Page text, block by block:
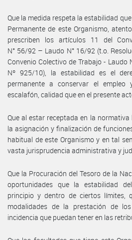
Que la medida respeta la estabilidad
Permanente de este Organismo,
prescriben los artículos 11 del
N° 56/92 – Laudo N° 16/92 (t.o.
Convenio Colectivo de Trabajo - Laudo
Nº 925/10), la estabilidad es el
permanente a conservar el
escalafón, calidad que en el presente
Que al estar receptada en la
la asignación y finalización de
habitual de este Organismo y en tal
vasta jurisprudencia administrativa y
Que la Procuración del Tesoro de la
oportunidades que la estabilidad
principio y dentro de ciertos límites,
modalidades de la prestación de
incidencia que puedan tener en las